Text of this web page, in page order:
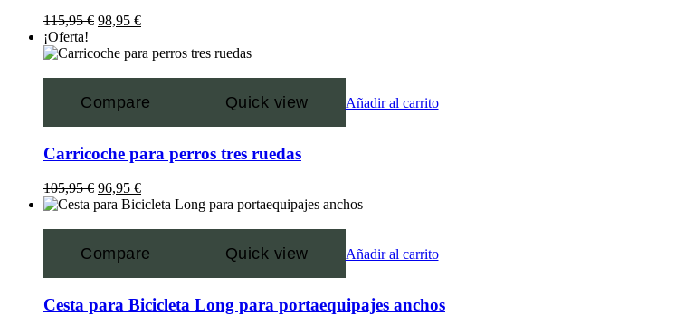
115,95€ 98,95 €
¡Oferta!
Compare Quick view Añadir al carrito
Carricoche para perros tres ruedas
105,95€ 96,95 €
Compare Quick view Añadir al carrito
Cesta para Bicicleta Long para portaequipajes anchos